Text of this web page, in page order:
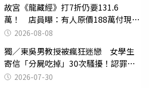
故宮《龍藏經》打7折仍要131.6
萬！ 店員曝：有人原價188萬付現購
買 2026-08-08
獨／東吳男教授被瘋狂迷戀 女學生
寄信「分屍吃掉」30次騷擾！認罪免
關 2026-07-30